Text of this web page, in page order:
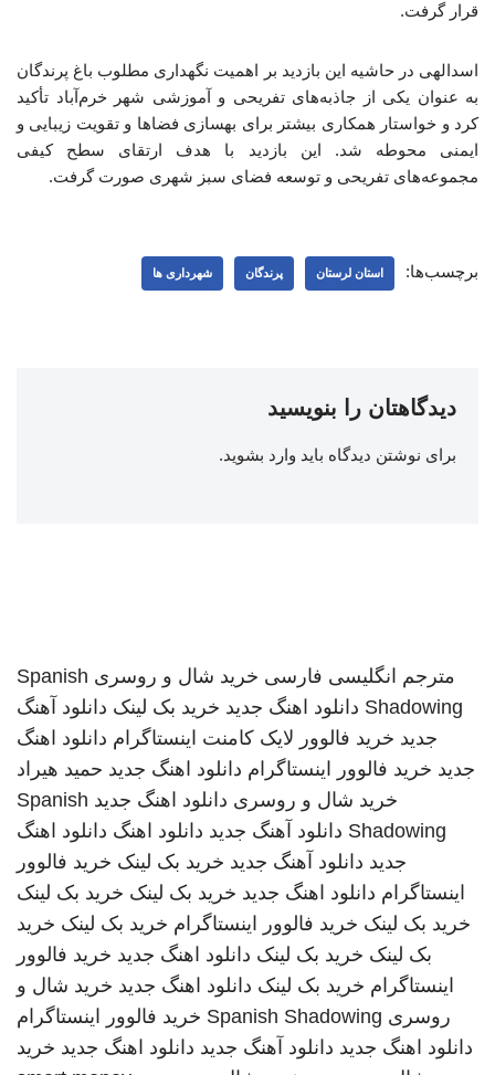
قرار گرفت.
اسدالهی در حاشیه این بازدید بر اهمیت نگهداری مطلوب باغ پرندگان
به عنوان یکی از جاذبه‌های تفریحی و آموزشی شهر خرم‌آباد تأکید
کرد و خواستار همکاری بیشتر برای بهسازی فضاها و تقویت زیبایی و
ایمنی محوطه شد. این بازدید با هدف ارتقای سطح کیفی
مجموعه‌های تفریحی و توسعه فضای سبز شهری صورت گرفت.
برچسب‌ها: استان لرستان پرندگان شهرداری ها
دیدگاهتان را بنویسید
برای نوشتن دیدگاه باید وارد بشوید.
مترجم انگلیسی فارسی خرید شال و روسری Spanish
Shadowing دانلود اهنگ جدید خرید بک لینک دانلود آهنگ
جدید خرید فالوور لایک کامنت اینستاگرام دانلود اهنگ
جدید خرید فالوور اینستاگرام دانلود اهنگ جدید حمید هیراد
خرید شال و روسری دانلود اهنگ جدید Spanish
Shadowing دانلود آهنگ جدید دانلود اهنگ دانلود اهنگ
جدید دانلود آهنگ جدید خرید بک لینک خرید فالوور
اینستاگرام دانلود اهنگ جدید خرید بک لینک خرید بک لینک
خرید بک لینک خرید فالوور اینستاگرام خرید بک لینک خرید
بک لینک خرید بک لینک دانلود اهنگ جدید خرید فالوور
اینستاگرام خرید بک لینک دانلود اهنگ جدید خرید شال و
روسری Spanish Shadowing خرید فالوور اینستاگرام
دانلود اهنگ جدید دانلود آهنگ جدید دانلود اهنگ جدید خرید